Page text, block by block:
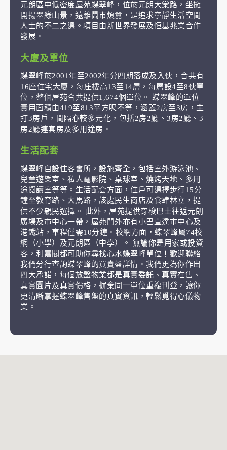
元朗區中低密度屋苑蝶翠峰，位於元朗大棠路，坐擁
開揚翠綠山景，遠離鬧市煩囂，是追求寧靜生活空間
人士的不二之選。項目由新世界發展及恒基兆業合作
發展。
大廈及單位
蝶翠峰於2001年至2002年分四期落成及入伙，合共有
16座住宅大廈，每座樓高13至14層，每層設4至8伙單
位，整個屋苑合共提供1,674個單位。 蝶翠峰的單位
實用面積由419至813平方呎不等，涵蓋2房至3房，主
打3房戶，間隔亦較多元化，包括2房2廳、3房2廳、3
房2廳連套房及多用途房。
生活配套
蝶翠峰自設住客會所，設施齊全，包括室外游泳池、
兒童遊樂室、私人電影院、桌球室、燒烤天地、多用
途閱讀室等等。生活配套方面，住戶可選擇步行15分
鐘至教育路、大馬路，該處民生商店及食肆林立，提
供不少親民選擇。 此外，屋苑提供穿梭巴士往返元朗
廣場及市中心一帶，屋苑門外亦有小巴直達市中心及
港鐵站，車程僅需10分鐘。校網方面，蝶翠峰屬74校
網（小學）及元朗區（中學）。 無論你是用家或投資
客，利嘉閣都可助你尋找心水蝶翠峰單位！歡迎聯絡
我們分行查詢蝶翠峰的買賣盤詳情。我們更為你作出
四大承諾，每個放盤物業都是真實委託、真實在售、
真實圖片及真實價格，摒棄同一單位重複刊登，讓你
更清晰掌握蝶翠峰售盤的真實資訊，輕鬆覓得心儀物
業。